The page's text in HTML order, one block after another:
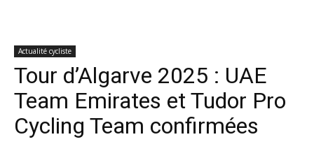
Actualité cycliste
Tour d’Algarve 2025 : UAE
Team Emirates et Tudor Pro
Cycling Team confirmées